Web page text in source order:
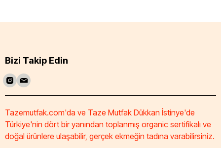
Bizi Takip Edin
Tazemutfak.com'da ve Taze Mutfak Dükkan İstinye'de
Türkiye'nin dört bir yanından toplanmış organic sertifikalı ve
doğal ürünlere ulaşabilir, gerçek ekmeğin tadına varabilirsiniz.